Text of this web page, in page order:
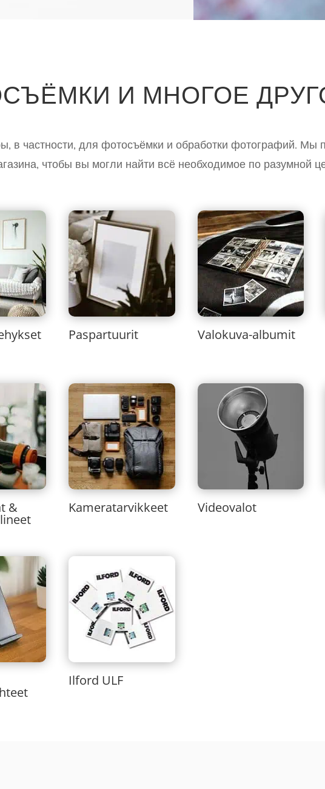
И МНОГОЕ
в частности, для фотосъёмки и обработки фотографий. Мы
чтобы вы могли найти всё необходимое по разумной
Paspartuurit Valokuva-albumit
& Kameratarvikkeet Videovalot
Ilford ULF